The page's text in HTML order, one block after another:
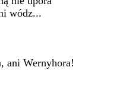
wódz...
ani Wernyhora!